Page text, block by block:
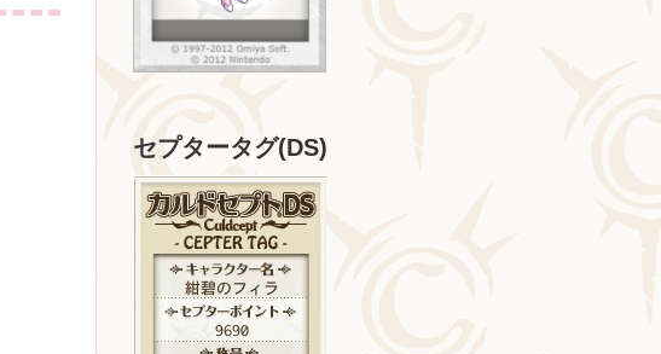
セプタータグ(DS)